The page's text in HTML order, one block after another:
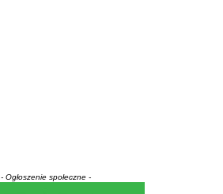
- Ogłoszenie społeczne -